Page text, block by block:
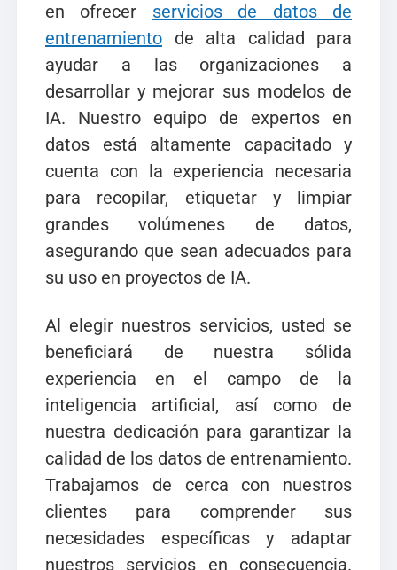
en ofrecer servicios de datos de
entrenamiento de alta calidad para
ayudar a las organizaciones a
desarrollar y mejorar sus modelos de
IA. Nuestro equipo de expertos en
datos está altamente capacitado y
cuenta con la experiencia necesaria
para recopilar, etiquetar y limpiar
grandes volúmenes de datos,
asegurando que sean adecuados para
su uso en proyectos de IA.
Al elegir nuestros servicios, usted se
beneficiará de nuestra sólida
experiencia en el campo de la
inteligencia artificial, así como de
nuestra dedicación para garantizar la
calidad de los datos de entrenamiento.
Trabajamos de cerca con nuestros
clientes para comprender sus
necesidades específicas y adaptar
nuestros servicios en consecuencia.